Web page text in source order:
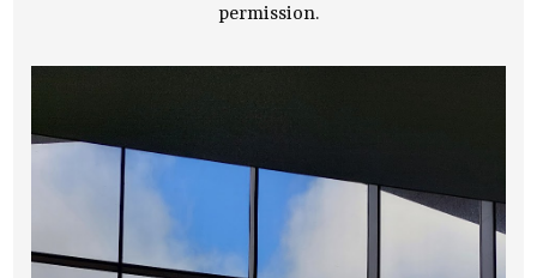
permission.